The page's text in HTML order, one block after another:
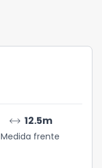
arrow_range 12.5m
Medida frente